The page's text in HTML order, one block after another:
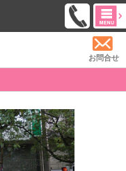
お問合せ